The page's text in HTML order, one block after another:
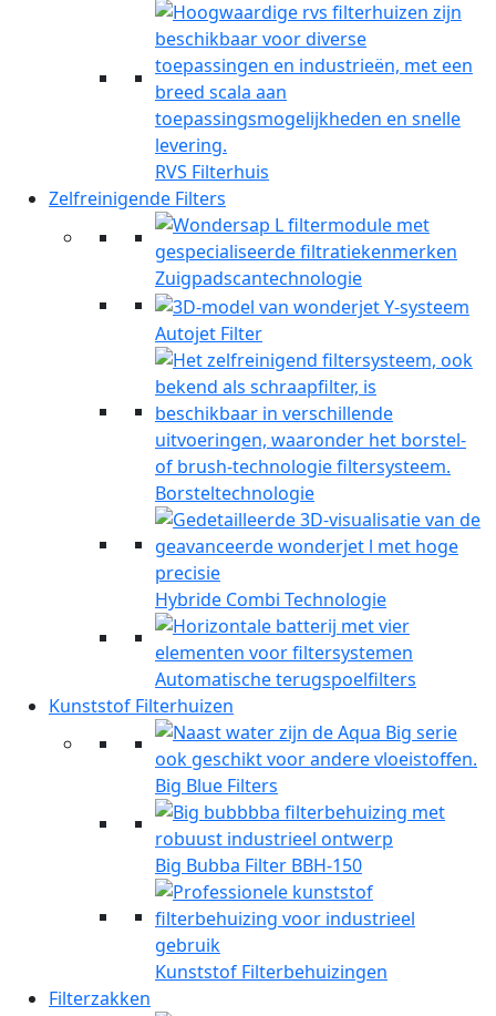
RVS Filterhuis
Zelfreinigende Filters
Zuigpadscantechnologie
Autojet Filter
Borsteltechnologie
Hybride Combi Technologie
Automatische terugspoelfilters
Kunststof Filterhuizen
Big Blue Filters
Big Bubba Filter BBH-150
Kunststof Filterbehuizingen
Filterzakken